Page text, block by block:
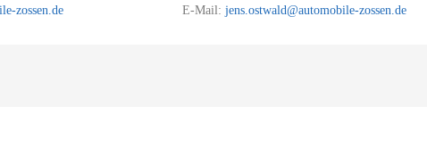
zossen.de
E-Mail: jens.ostwald@automobile-zossen.de